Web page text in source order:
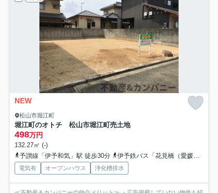
NEW
松山市堀江町
堀江町のオトチ 松山市堀江町売土地
498万円
132.27㎡ (-)
予讃線「伊予和気」駅 徒歩30分
伊予鉄バス「花見橋（愛媛県）」バス停下車 徒歩6分
電気有 オープンハウス 浄化槽排水